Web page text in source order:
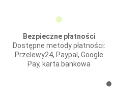
Bezpieczne płatności
Dostępne metody płatności:
Przelewy24, Paypal, Google
Pay, karta bankowa